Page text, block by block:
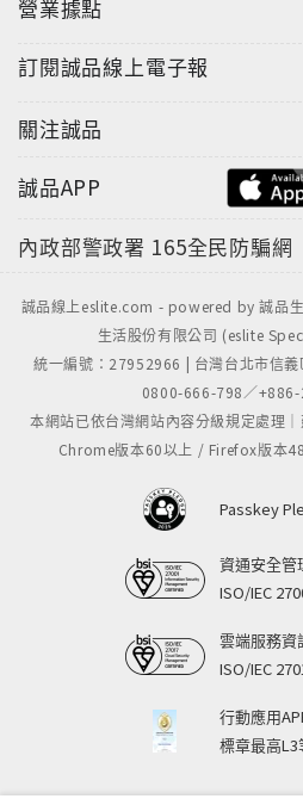
營業據點
訂閱誠品線上電子報
關注誠品
誠品APP
內政部警政署 165全民防騙網
誠品線上eslite.com - powered by 誠品
生活股份有限公司 (eslite
統一編號：27952966 | 台灣台北市信義
0800-666-798／
本網站已依台灣網站內容分級規定處理
Chrome版本60以上 / Firefox版本
Passkey
資通安全管
ISO/IEC
雲端服務資
ISO/IEC
行動應用
標章最高